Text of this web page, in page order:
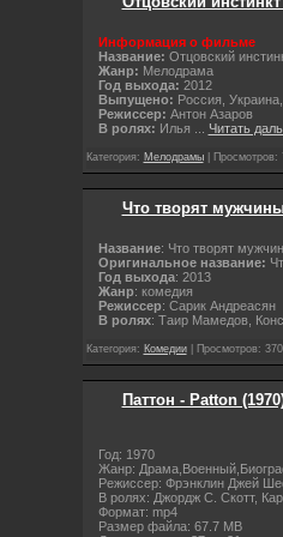
Информация о фильме
Название: Отцовский
Жанр: Мелодрама
Год выхода: 2012
Выпущено: Россия,
Режиссер: Антон Азаров
В ролях: Илья Читать
Категория: Мелодрамы| Просмотров:
Что творят
Название: Что творят
Оригинальное название:
Год выхода: 2013
Жанр: комедия
Режиссер: Сарик Андреасян
В ролях: Таир Мамедов,
Категория: Комедии| Просмотров:
Паттон - Patton
Год: 1970
Жанр:
Режиссер: Фрэнклин Джей
В ролях: Джордж С. Скотт,
Формат: mp4
Размер файла: 67.7 MB